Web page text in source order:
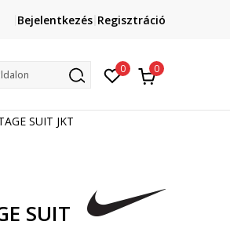
kapcsolatba
vision.hu
Bejelentkezés Regisztráció
0 0
SUIT JKT
SUIT